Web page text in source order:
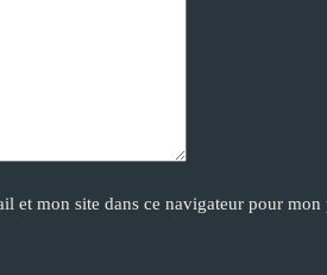
et mon site dans ce navigateur pour